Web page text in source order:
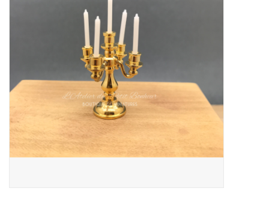
Fournitures bricolage
Noël
1/24ème